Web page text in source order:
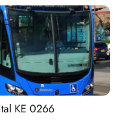
KE 0266